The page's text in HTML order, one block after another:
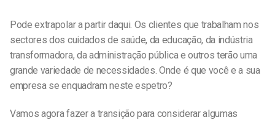
Pode extrapolar a partir daqui. Os clientes que trabalham nos
sectores dos cuidados de saúde, da educação, da indústria
transformadora, da administração pública e outros terão uma
grande variedade de necessidades. Onde é que você e a sua
empresa se enquadram neste espetro?
Vamos agora fazer a transição para considerar algumas